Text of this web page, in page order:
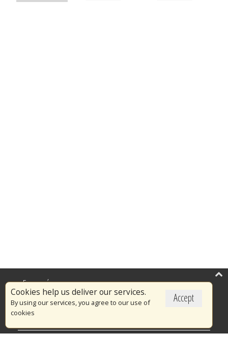
Accept
Cookies help us deliver our services.
By using our services, you agree to our use of
cookies
Επικαιρότητα
Το Πυροσβεστικό Σώμα